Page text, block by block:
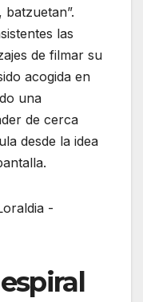
las
de filmar su
acogida en
una
de cerca
desde la idea